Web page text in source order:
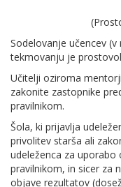
Sodelovanje učencev
tekmovanju je
Učitelji oziroma
zakonite zastopnike
pravilnikom.
Šola, ki prijavlja
privolitev starša ali
udeleženca za
pravilnikom, in sicer za
objave rezultatov